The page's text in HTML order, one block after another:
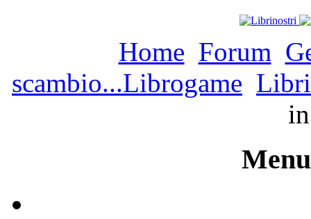
Home Forum
scambio...Librogame Libri